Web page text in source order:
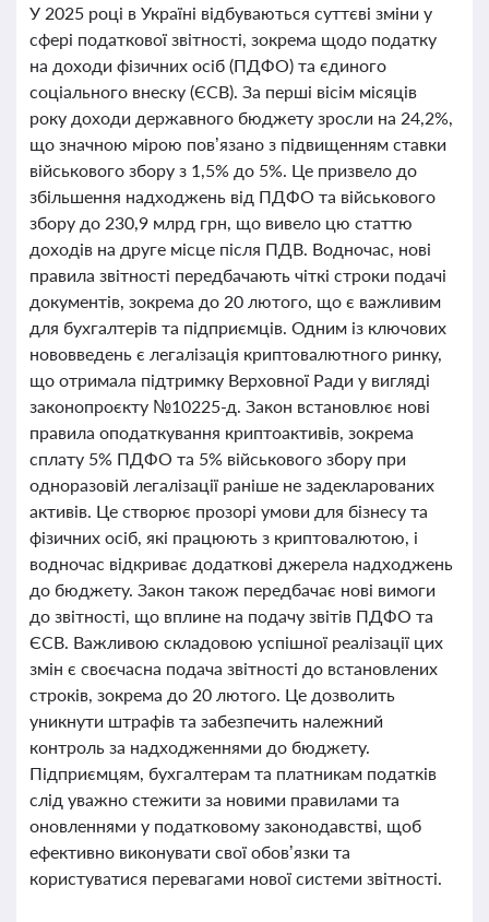
У 2025 році в Україні відбуваються суттєві зміни у
сфері податкової звітності, зокрема щодо податку
на доходи фізичних осіб (ПДФО) та єдиного
соціального внеску (ЄСВ). За перші вісім місяців
року доходи державного бюджету зросли на 24,2%,
що значною мірою пов’язано з підвищенням ставки
військового збору з 1,5% до 5%. Це призвело до
збільшення надходжень від ПДФО та військового
збору до 230,9 млрд грн, що вивело цю статтю
доходів на друге місце після ПДВ. Водночас, нові
правила звітності передбачають чіткі строки подачі
документів, зокрема до 20 лютого, що є важливим
для бухгалтерів та підприємців. Одним із ключових
нововведень є легалізація криптовалютного ринку,
що отримала підтримку Верховної Ради у вигляді
законопроєкту №10225-д. Закон встановлює нові
правила оподаткування криптоактивів, зокрема
сплату 5% ПДФО та 5% військового збору при
одноразовій легалізації раніше не задекларованих
активів. Це створює прозорі умови для бізнесу та
фізичних осіб, які працюють з криптовалютою, і
водночас відкриває додаткові джерела надходжень
до бюджету. Закон також передбачає нові вимоги
до звітності, що вплине на подачу звітів ПДФО та
ЄСВ. Важливою складовою успішної реалізації цих
змін є своєчасна подача звітності до встановлених
строків, зокрема до 20 лютого. Це дозволить
уникнути штрафів та забезпечить належний
контроль за надходженнями до бюджету.
Підприємцям, бухгалтерам та платникам податків
слід уважно стежити за новими правилами та
оновленнями у податковому законодавстві, щоб
ефективно виконувати свої обов’язки та
користуватися перевагами нової системи звітності.